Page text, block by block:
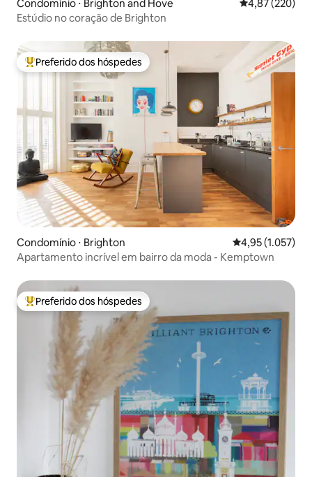
Condomínio ⋅ Brighton and Hove 4,87 de uma
4,87 (220)
Estúdio no coração de Brighton
Entre os melhores preferidos dos hóspedes
Preferido dos hóspedes
Condomínio ⋅ Brighton 4,95 de uma
4,95 (1.057)
Apartamento incrível em bairro da moda - Kemptown
Entre os melhores preferidos dos hóspedes
Preferido dos hóspedes